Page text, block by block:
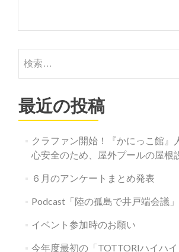
索:
最近の投稿
クラファン開始！『かにっこ館』
心安全のため、屋外プールの屋根
６月のアンケートまとめ発表
Podcast「陸の孤島で井戸端会議」
イベント参加時のお願い
今年度最初の「TOTTORIハイハ